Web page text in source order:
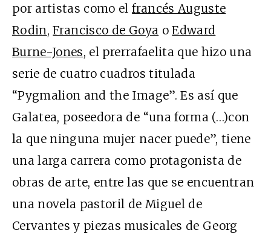
por artistas como elfrancés Auguste
Rodin,Francisco de Goya oEdward
Burne-Jones, el prerrafaelita que hizo una
serie de cuatro cuadros titulada
“Pygmalion and the Image”. Es así que
Galatea, poseedora de “una forma (…)con
la que ninguna mujer nacer puede”, tiene
una larga carrera como protagonista de
obras de arte, entre las que se encuentran
una novela pastoril de Miguel de
Cervantes y piezas musicales de Georg